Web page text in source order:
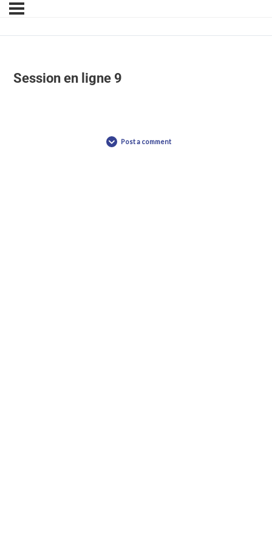
Session en ligne 9
Post a comment